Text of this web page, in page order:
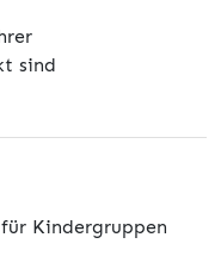
sind
Kindergruppen